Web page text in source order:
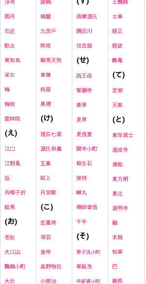
浮舟
雨月
右近
歌占
善知鳥
采女
梅
梅枝
雲林院
(え)
江口
江野島
箙
烏帽子折
絵馬
(お)
老松
大江山
鸚鵡小町
大社
国栖
楠露
九世戸
熊坂
鞍馬天狗
車僧
呉服
黒塚
(け)
現在七面
源氏供養
玄象
絃上
月宮殿
(こ)
恋重荷
項羽
皇帝
高野物狂
小鍛治
須磨源氏
隅田川
住吉詣
(せ)
西王母
誓願寺
善界
是界
是我意
関寺小町
殺生石
接待
蝉丸
禅師曽我
千手
(そ)
草子洗小町
草紙洗
卒都婆小町
土蜘蛛
土車
経正
経政
鶴亀
(て)
定家
天鼓
(と)
東岸居士
道成寺
唐船
東方朔
東北
道明寺
融
木賊
知章
巴
朝長